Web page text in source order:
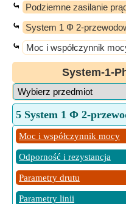
⤿ Podziemne zasilanie
⤿ System 1 Φ 2-
⤿ Moc i współczynnik
System-1-
5 System 1 Φ 2-
Moc i współczynnik mocy
Odporność i rezystancja
Parametry drutu
Parametry linii